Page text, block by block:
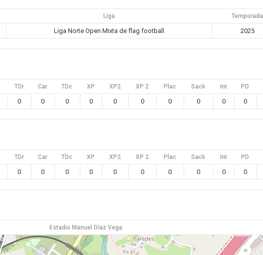
Liga Temporada
Liga Norte Open Mixta de flag football 2025
TDr Car TDc XP XP2 XP 2 Plac Sack Int PD
0 0 0 0 0 0 0 0 0 0
TDr Car TDc XP XP2 XP 2 Plac Sack Int PD
0 0 0 0 0 0 0 0 0 0
Estadio Manuel Díaz Vega